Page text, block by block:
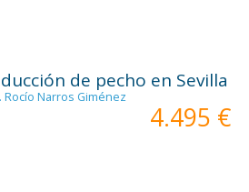
de pecho en Sevilla
Rocío Narros Giménez
4.495 €